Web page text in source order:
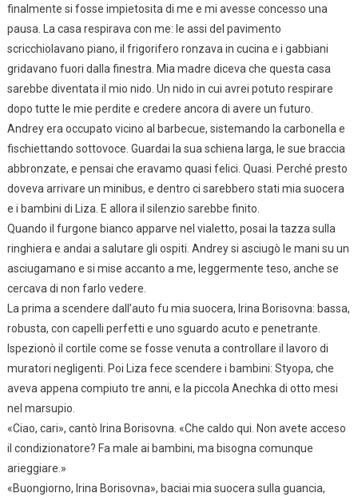
finalmente si fosse impietosita di me e mi avesse concesso una
pausa. La casa respirava con me: le assi del pavimento
scricchiolavano piano, il frigorifero ronzava in cucina e i gabbiani
gridavano fuori dalla finestra. Mia madre diceva che questa casa
sarebbe diventata il mio nido. Un nido in cui avrei potuto respirare
dopo tutte le mie perdite e credere ancora di avere un futuro.
Andrey era occupato vicino al barbecue, sistemando la carbonella e
fischiettando sottovoce. Guardai la sua schiena larga, le sue braccia
abbronzate, e pensai che eravamo quasi felici. Quasi. Perché presto
doveva arrivare un minibus, e dentro ci sarebbero stati mia suocera
e i bambini di Liza. E allora il silenzio sarebbe finito.
Quando il furgone bianco apparve nel vialetto, posai la tazza sulla
ringhiera e andai a salutare gli ospiti. Andrey si asciugò le mani su un
asciugamano e si mise accanto a me, leggermente teso, anche se
cercava di non farlo vedere.
La prima a scendere dall’auto fu mia suocera, Irina Borisovna: bassa,
robusta, con capelli perfetti e uno sguardo acuto e penetrante.
Ispezionò il cortile come se fosse venuta a controllare il lavoro di
muratori negligenti. Poi Liza fece scendere i bambini: Styopa, che
aveva appena compiuto tre anni, e la piccola Anechka di otto mesi
nel marsupio.
«Ciao, cari», cantò Irina Borisovna. «Che caldo qui. Non avete acceso
il condizionatore? Fa male ai bambini, ma bisogna comunque
arieggiare.»
«Buongiorno, Irina Borisovna», baciai mia suocera sulla guancia,